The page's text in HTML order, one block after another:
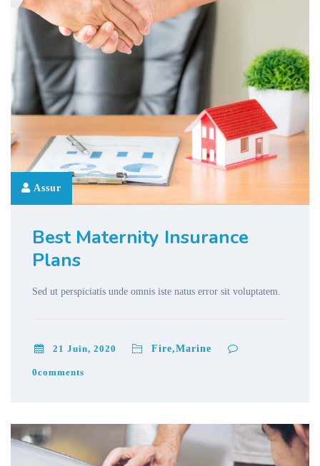
Assur
Best Maternity Insurance
Plans
Sed ut perspiciatis unde omnis iste natus error sit voluptatem.
21 Juin, 2020 Fire,Marine
0comments